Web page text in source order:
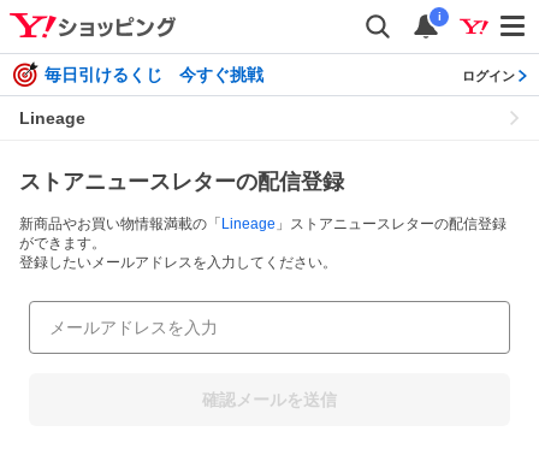
i
毎日引けるくじ 今すぐ挑戦 ログイン
Lineage
ストアニュースレターの配信登録
新商品やお買い物情報満載の「 Lineage 」ストアニュースレターの配信登録
ができます。
登録したいメールアドレスを入力してください。
確認メールを送信